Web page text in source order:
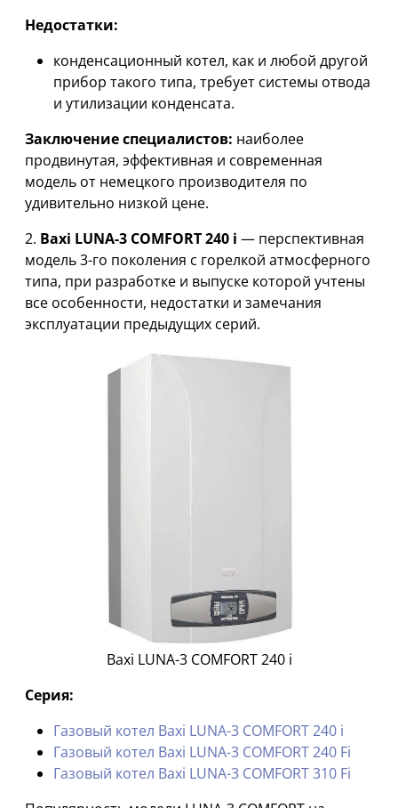
Недостатки:
конденсационный котел, как и любой другой
прибор такого типа, требует системы отвода
и утилизации конденсата.
Заключение специалистов: наиболее
продвинутая, эффективная и современная
модель от немецкого производителя по
удивительно низкой цене.
2. Baxi LUNA-3 COMFORT 240 i — перспективная
модель 3-го поколения с горелкой атмосферного
типа, при разработке и выпуске которой учтены
все особенности, недостатки и замечания
эксплуатации предыдущих серий.
Baxi LUNA-3 COMFORT 240 i
Серия:
Газовый котел Baxi LUNA-3 COMFORT 240 i
Газовый котел Baxi LUNA-3 COMFORT 240 Fi
Газовый котел Baxi LUNA-3 COMFORT 310 Fi